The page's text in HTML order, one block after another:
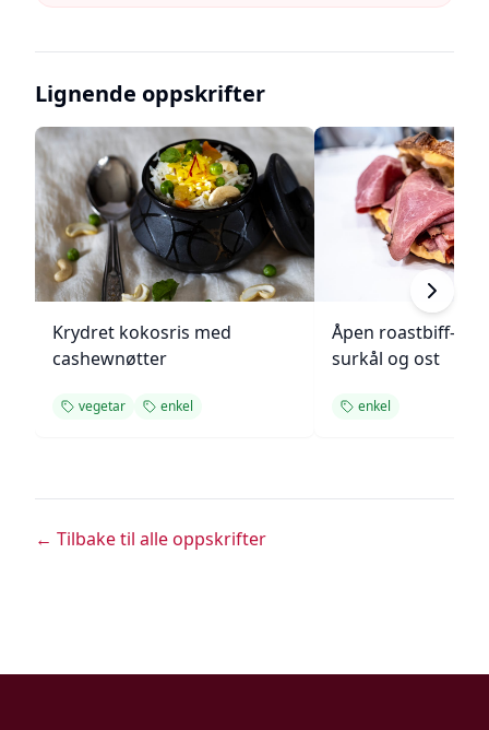
Lignende oppskrifter
Krydret kokosris med
cashewnøtter
vegetar enkel
Åpen roastbiff-
surkål og ost
enkel
← Tilbake til alle oppskrifter